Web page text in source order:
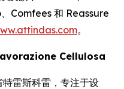
Comfees 和 Reassure
。
Cellulosa
雷斯科雷，专注于设